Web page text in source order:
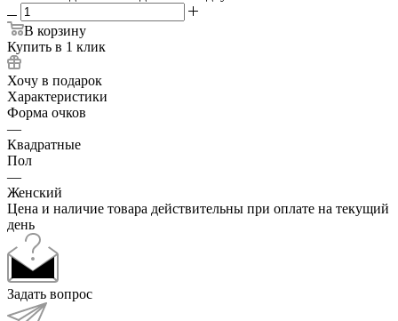
В корзину
Купить в 1 клик
Хочу в подарок
Характеристики
Форма очков
—
Квадратные
Пол
—
Женский
Цена и наличие товара действительны при оплате на текущий
день
Задать вопрос